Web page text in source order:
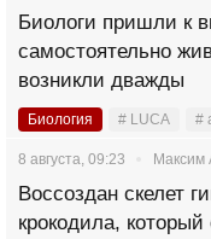
Биологи пришли к
самостоятельно
возникли дважды
Биология # LUCA #
8 августа, 09:23 Максим
Воссоздан скелет
крокодила,